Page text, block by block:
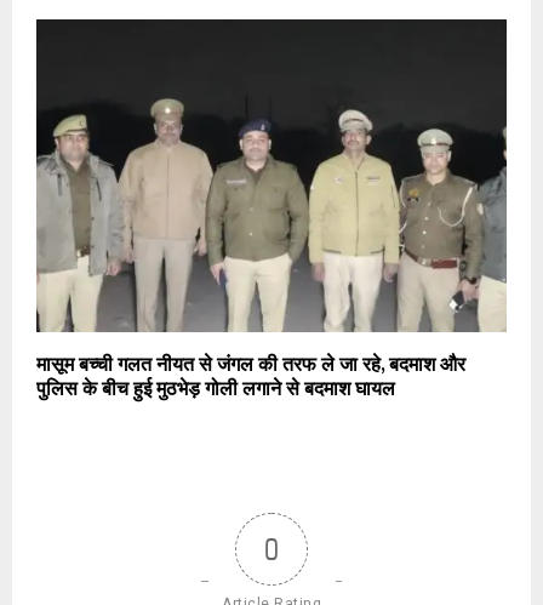
मासूम बच्ची गलत नीयत से जंगल की तरफ ले जा रहे, बदमाश और
पुलिस के बीच हुई मुठभेड़ गोली लगाने से बदमाश घायल
0